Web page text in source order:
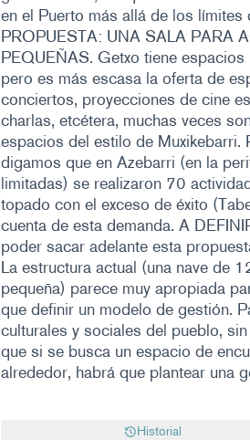
en el Puerto más allá de los
PROPUESTA: UNA SALA PARA
PEQUEÑAS. Getxo tiene
pero es más escasa la oferta de
conciertos, proyecciones de cine
charlas, etcétera, muchas veces
espacios del estilo de Muxikebarri.
digamos que en Azebarri (en la
limitadas) se realizaron 70
topado con el exceso de éxito
cuenta de esta demanda. A
poder sacar adelante esta
La estructura actual (una nave de
pequeña) parece muy apropiada
que definir un modelo de gestión.
culturales y sociales del pueblo,
que si se busca un espacio de
alrededor, habrá que plantear una
Historial